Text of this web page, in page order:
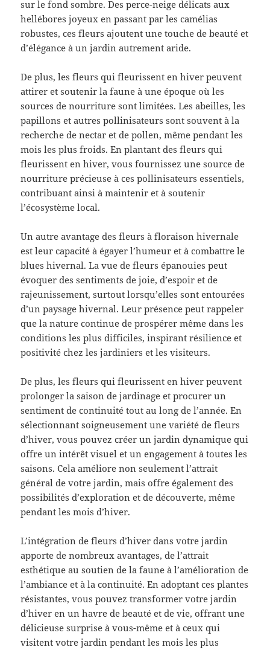
sur le fond sombre. Des perce-neige délicats aux
hellébores joyeux en passant par les camélias
robustes, ces fleurs ajoutent une touche de beauté et
d’élégance à un jardin autrement aride.
De plus, les fleurs qui fleurissent en hiver peuvent
attirer et soutenir la faune à une époque où les
sources de nourriture sont limitées. Les abeilles, les
papillons et autres pollinisateurs sont souvent à la
recherche de nectar et de pollen, même pendant les
mois les plus froids. En plantant des fleurs qui
fleurissent en hiver, vous fournissez une source de
nourriture précieuse à ces pollinisateurs essentiels,
contribuant ainsi à maintenir et à soutenir
l’écosystème local.
Un autre avantage des fleurs à floraison hivernale
est leur capacité à égayer l’humeur et à combattre le
blues hivernal. La vue de fleurs épanouies peut
évoquer des sentiments de joie, d’espoir et de
rajeunissement, surtout lorsqu’elles sont entourées
d’un paysage hivernal. Leur présence peut rappeler
que la nature continue de prospérer même dans les
conditions les plus difficiles, inspirant résilience et
positivité chez les jardiniers et les visiteurs.
De plus, les fleurs qui fleurissent en hiver peuvent
prolonger la saison de jardinage et procurer un
sentiment de continuité tout au long de l’année. En
sélectionnant soigneusement une variété de fleurs
d’hiver, vous pouvez créer un jardin dynamique qui
offre un intérêt visuel et un engagement à toutes les
saisons. Cela améliore non seulement l’attrait
général de votre jardin, mais offre également des
possibilités d’exploration et de découverte, même
pendant les mois d’hiver.
L’intégration de fleurs d’hiver dans votre jardin
apporte de nombreux avantages, de l’attrait
esthétique au soutien de la faune à l’amélioration de
l’ambiance et à la continuité. En adoptant ces plantes
résistantes, vous pouvez transformer votre jardin
d’hiver en un havre de beauté et de vie, offrant une
délicieuse surprise à vous-même et à ceux qui
visitent votre jardin pendant les mois les plus